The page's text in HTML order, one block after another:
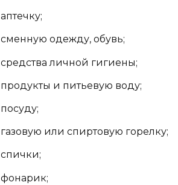
аптечку;
сменную одежду, обувь;
средства личной гигиены;
продукты и питьевую воду;
посуду;
газовую или спиртовую горелку;
спички;
фонарик;